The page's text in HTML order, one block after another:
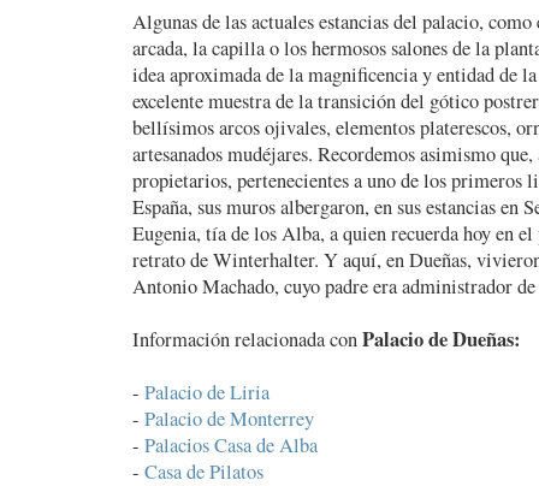
Algunas de las actuales estancias del palacio,
arcada, la capilla o los hermosos salones de la
idea aproximada de la magnificencia y entidad de
excelente muestra de la transición del gótico
bellísimos arcos ojivales, elementos platerescos,
artesanados mudéjares. Recordemos asimismo que,
propietarios, pertenecientes a uno de los primeros
España, sus muros albergaron, en sus estancias en
Eugenia, tía de los Alba, a quien recuerda hoy en
retrato de Winterhalter. Y aquí, en Dueñas,
Antonio Machado, cuyo padre era administrador de
Información relacionada conPalacio de Dueñas:
- Palacio de Liria
- Palacio de Monterrey
- Palacios Casa de Alba
- Casa de Pilatos